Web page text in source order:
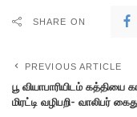
SHARE ON
PREVIOUS ARTICLE
பூ வியாபாரியிடம் கத்தியை
மிரட்டி வழிபறி- வாலிபர்